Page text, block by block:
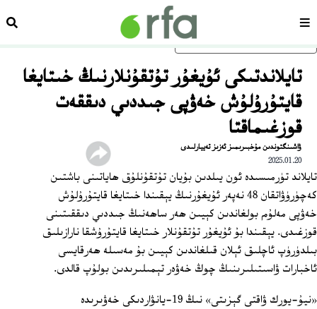
ئاساسلىق مەزمۇنغا ئاتلاڭسەھىپە
تايلاندتىكى ئۇيغۇر تۇتقۇنلارنىڭ خىتايغا
قايتۇرۇلۇش خەۋپى جىددىي دىققەت
قوزغىماقتا
ۋاشىنگتوندىن مۇخبىرىمىز ئەزىز تەييارلىدى
2025.01.20
تايلاند تۈرمىسىدە ئون يىلدىن بۇيان تۇتقۇنلۇق ھاياتىنى باشتىن
كەچۈرۈۋاتقان 48 نەپەر ئۇيغۇرنىڭ يېقىندا خىتايغا قايتۇرۇلۇش
خەۋپى مەلۇم بولغاندىن كېيىن ھەر ساھەنىڭ جىددىي دىققىتىنى
قوزغىدى. يېقىندا بۇ ئۇيغۇر تۇتقۇنلار خىتايغا قايتۇرۇشقا نارازىلىق
بىلدۈرۈپ ئاچلىق ئېلان قىلغاندىن كېيىن بۇ مەسىلە ھەرقايسى
ئاخبارات ۋاسىتىلىرىنىڭ چوڭ خەۋەر تېمىلىرىدىن بولۇپ قالدى.
«نيۇ-يورك ۋاقتى گېزىتى» نىڭ 19-يانۋاردىكى خەۋىرىدە